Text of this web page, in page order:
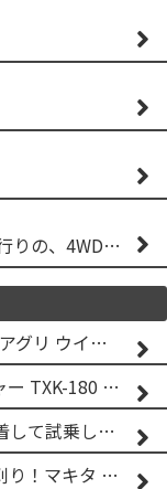
今日は、乗用草刈機の納品でした！ 流行りの、4WD！ #イセキアグリ #オーレック #四駆 #増税間近
ウイングモアで畦草刈りに挑戦！ISEKIアグリ ウイングモア WM746AF
石が一瞬で砕ける！ストーンクラッシャー TXK-180 実演
自動操舵CHCNAVをBFトラクターに装着して試乗してみた！！ CHCNAV NX610
押すだけカンタン！ラクに広範囲の草刈り！マキタ バッテリー式草刈り機 MUG001G 2